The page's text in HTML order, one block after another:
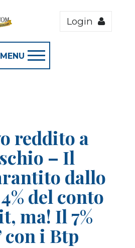
Login
MENU
reddito a
– Il
dallo
del conto
ma! Il 7%
con i Btp